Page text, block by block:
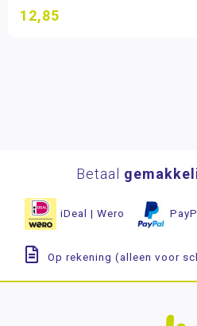
12,85
Betaal
iDeal | Wero
Op rekening (alleen voor